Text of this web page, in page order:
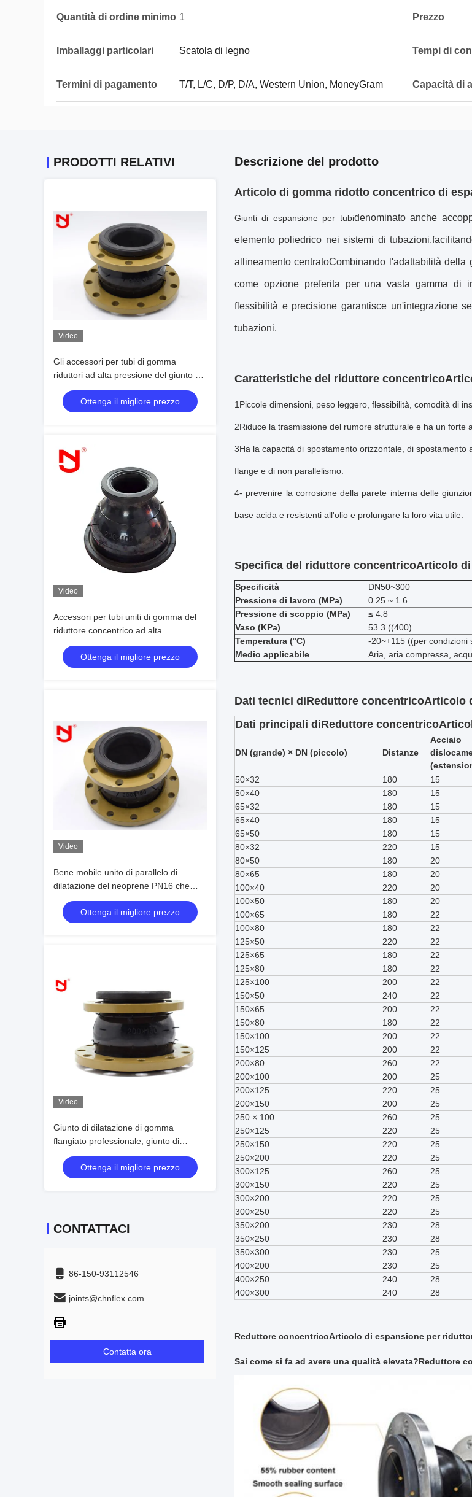
Quantità di ordine minimo 1 Prezzo
Imballaggi particolari Scatola di legno Tempi di
Termini di pagamento T/T, L/C, D/P, D/A, Western Union, MoneyGram Capacità di
PRODOTTI RELATIVI
Video
Gli accessori per tubi di gomma
riduttori ad alta pressione del giunto di
dilatazione bordano Ring For
Compressed Air
Ottenga il migliore prezzo
Video
Accessori per tubi uniti di gomma del
riduttore concentrico ad alta
temperatura di resistenza
Ottenga il migliore prezzo
Video
Bene mobile unito di parallelo di
dilatazione del neoprene PN16 che
sigilla vibrazione meccanica bassa
Ottenga il migliore prezzo
Video
Giunto di dilatazione di gomma
flangiato professionale, giunto di
dilatazione della condotta DN50-
DN1200Ottenga il migliore prezzo
CONTATTACI
86-150-93112546
joints@chnflex.com
Contatta ora
Descrizione del prodotto
Articolo di gomma ridotto concentrico di
Giunti di espansione per tubidenominato anche
elemento poliedrico nei sistemi di
allineamento centratoCombinando l'adattabilità
come opzione preferita per una vasta gamma di
flessibilità e precisione garantisce un'integrazione
tubazioni.
Caratteristiche del riduttore concentrico
1Piccole dimensioni, peso leggero, flessibilità, comodità di
2Riduce la trasmissione del rumore strutturale e ha un forte
3Ha la capacità di spostamento orizzontale, di
flange e di non parallelismo.
4- prevenire la corrosione della parete interna delle
base acida e resistenti all'olio e prolungare la loro vita utile.
Specifica del riduttore concentricoArticolo
Specificità DN50~300
Pressione di lavoro (MPa)
0.25 ~ 1.6
Pressione di scoppio (MPa)
≤ 4.8
Vaso (KPa)
53.3 ((400)
Temperatura (°C)
-20~+115 ((per condizioni
Medio applicabile
Aria, aria compressa,
Dati tecnici diReduttore concentricoArticolo
Dati principali diReduttore concentrico
DN (grande) × DN (piccolo) Distanze
Acciaio
50×32
180 15
50×40
180 15
65×32
180 15
65×40
180 15
65×50
180 15
80×32
220 15
80×50
180 20
80×65
180 20
100×40
220 20
100×50
180 20
100×65
180 22
100×80
180 22
125×50
220 22
125×65
180 22
125×80
180 22
125×100
200 22
150×50
240 22
150×65
200 22
150×80
180 22
150×100
200 22
150×125
200 22
200×80
260 22
200×100
200 25
200×125
220 25
200×150
200 25
250 × 100
260 25
250×125
220 25
250×150
220 25
250×200
220 25
300×125
260 25
300×150
220 25
300×200
220 25
300×250
220 25
350×200
230 28
350×250
230 28
350×300
230 25
400×200
230 25
400×250
240 28
400×300
240 28
Reduttore concentricoArticolo di espansione per
Sai come si fa ad avere una qualità elevata?Reduttore